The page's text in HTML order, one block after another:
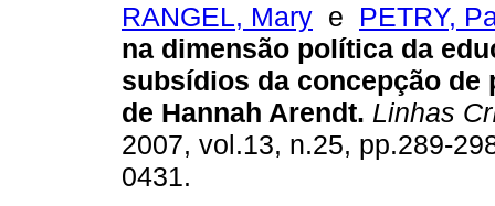
RANGEL, Mary e PETRY,
na dimensão política da
subsídios da concepção de
de Hannah Arendt. Linhas
2007, vol.13, n.25, pp.289-
0431.